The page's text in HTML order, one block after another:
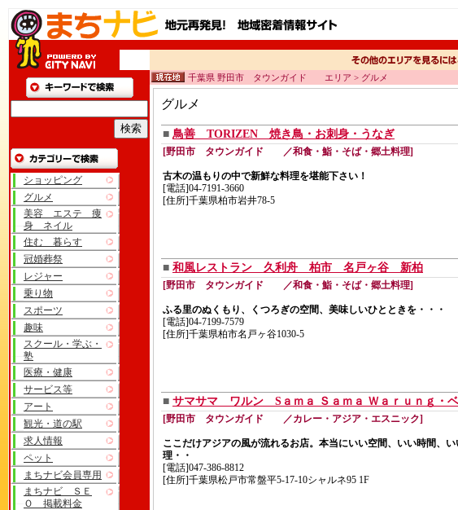
ショッピング
グルメ
美容 エステ 痩
身 ネイル
住む 暮らす
冠婚葬祭
レジャー
乗り物
スポーツ
趣味
スクール・学ぶ・
塾
医療・健康
サービス等
アート
観光・道の駅
求人情報
ペット
まちナビ会員専用
まちナビ ＳＥ
Ｏ 掲載料金
千葉県 野田市 タウンガイド エリア > グルメ
グルメ
■ 鳥善 TORIZEN 焼き鳥・お刺身・うなぎ
[野田市 タウンガイド ／和食・鮨・そば・郷土料理]
古木の温もりの中で新鮮な料理を堪能下さい！
[電話]04-7191-3660
[住所]千葉県柏市岩井78-5
■ 和風レストラン 久利舟 柏市 名戸ヶ谷 新柏
[野田市 タウンガイド ／和食・鮨・そば・郷土料理]
ふる里のぬくもり、くつろぎの空間、美味しいひとときを・・・
[電話]04-7199-7579
[住所]千葉県柏市名戸ヶ谷1030-5
■ サマサマ ワルン Sａｍａ Ｓａｍａ Ｗａｒｕｎｇ・
[野田市 タウンガイド ／カレー・アジア・エスニック]
ここだけアジアの風が流れるお店。本当にいい空間、いい時間、い
理・・
[電話]047-386-8812
[住所]千葉県松戸市常盤平5-17-10シャルネ95 1F